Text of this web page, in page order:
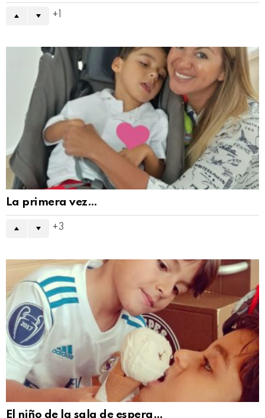
La primera vez…
3
El niño de la sala de espera…